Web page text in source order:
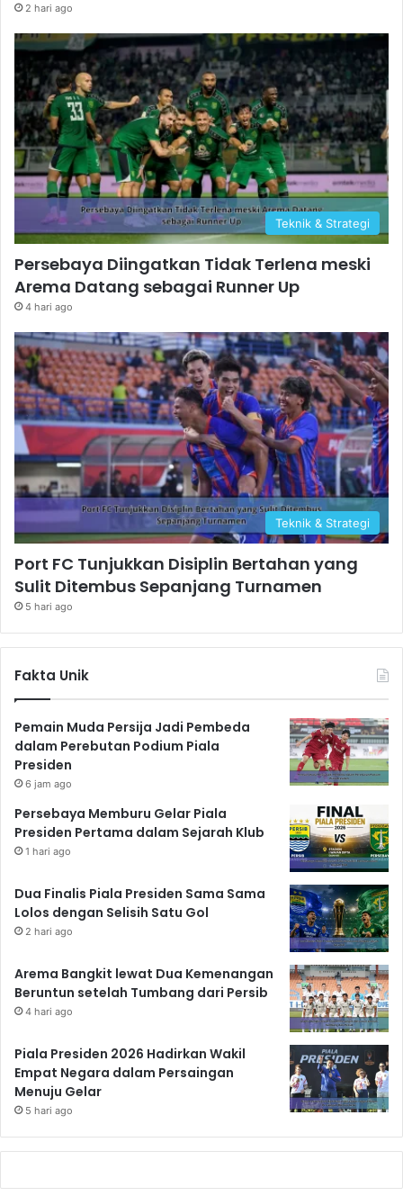
2 hari ago
Teknik & Strategi
Persebaya Diingatkan Tidak Terlena meski
Arema Datang sebagai Runner Up
4 hari ago
Teknik & Strategi
Port FC Tunjukkan Disiplin Bertahan yang
Sulit Ditembus Sepanjang Turnamen
5 hari ago
Fakta Unik
Pemain Muda Persija Jadi Pembeda
dalam Perebutan Podium Piala
Presiden
6 jam ago
Persebaya Memburu Gelar Piala
Presiden Pertama dalam Sejarah Klub
1 hari ago
Dua Finalis Piala Presiden Sama Sama
Lolos dengan Selisih Satu Gol
2 hari ago
Arema Bangkit lewat Dua Kemenangan
Beruntun setelah Tumbang dari Persib
4 hari ago
Piala Presiden 2026 Hadirkan Wakil
Empat Negara dalam Persaingan
Menuju Gelar
5 hari ago